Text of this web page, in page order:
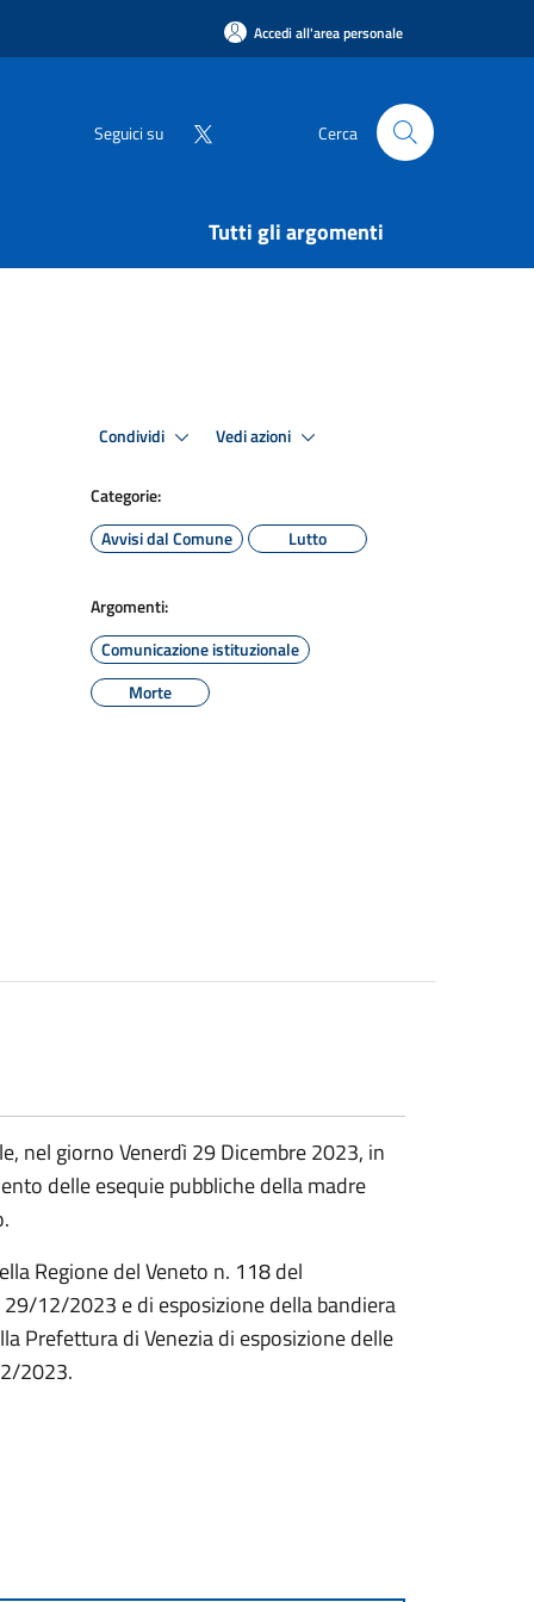
Accedi all'area personale
Seguici su Cerca
Tutti gli argomenti
Condividi Vedi azioni
Categorie:
Avvisi dal Comune
Lutto
Argomenti:
Comunicazione istituzionale
Morte
nel giorno Venerdì 29 Dicembre 2023, in
delle esequie pubbliche della madre
Regione del Veneto n. 118 del
12/2023 e di esposizione della bandiera
Prefettura di Venezia di esposizione delle
2023.